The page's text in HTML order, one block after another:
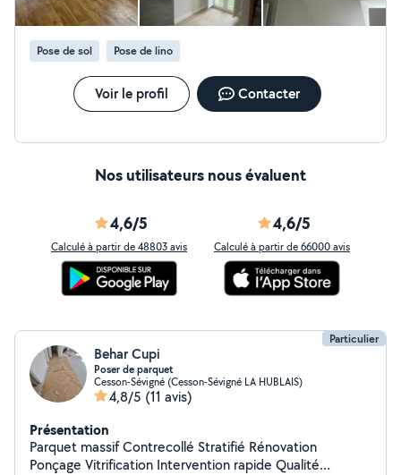
Pose de sol Pose de lino
Voir le profil Contacter
Nos utilisateurs nous évaluent
4,6/5
Calculé à partir de 48803 avis
4,6/5
Calculé à partir de 66000 avis
Particulier
Behar Cupi
Poser de parquet
Cesson-Sévigné (Cesson-Sévigné LA HUBLAIS)
4,8/5 (11 avis)
Présentation
Parquet massif Contrecollé Stratifié Rénovation
Ponçage Vitrification Intervention rapide Qualité